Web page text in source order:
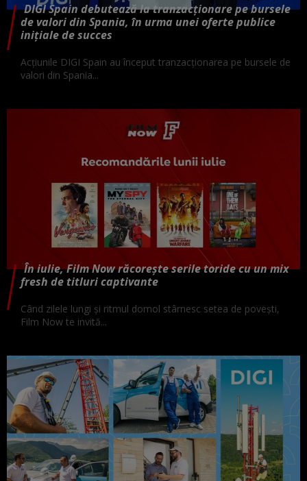
DIGI Spain debutează la tranzacționare pe bursele
de valori din Spania, în urma unei oferte publice
inițiale de succes
Acțiunile DIGI Spain au început tranzacționarea pe bursele de
valori din Spania...
În iulie, Film Now răcorește serile toride cu un mix
fresh de titluri captivante
Când zilele lungi și ritmul domol stârnesc setea de povești,
Film Now te invită...